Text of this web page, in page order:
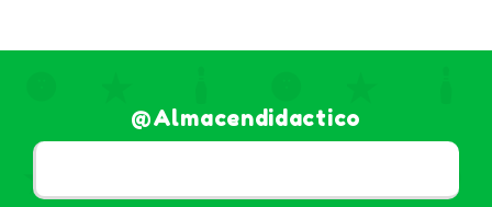
@almacendidactico